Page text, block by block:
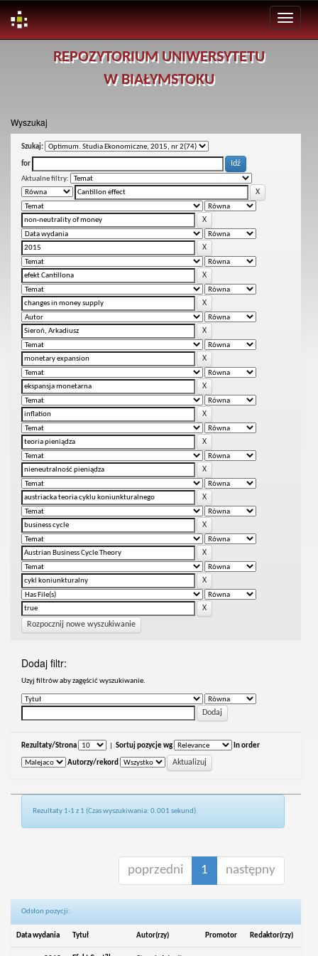
REPOZYTORIUM UNIWERSYTETU
W BIAŁYMSTOKU
Wyszukaj
Szukaj:
for
Aktualne filtry:
Rozpocznij nowe wyszukiwanie
Dodaj filtr:
Uzyj filtrów aby zagęścić wyszukiwanie.
Rezultaty/Strona Sortuj pozycje wg In order
Autorzy/rekord
Rezultaty 1-1 z 1 (Czas wyszukiwania: 0.001 sekund).
poprzedni 1 następny
Odsłon pozycji:
Data wydania Tytuł Autor(rzy) Promotor Redaktor(rzy)